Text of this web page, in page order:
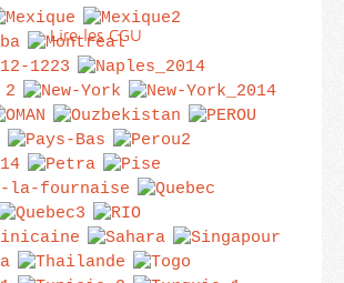
Lire les CGU